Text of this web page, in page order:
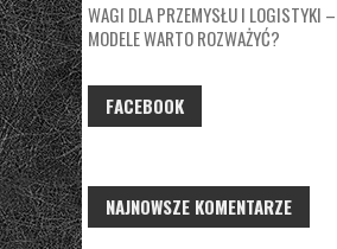
WAGI DLA PRZEMYSŁU I LOGISTYKI
MODELE WARTO ROZWAŻYĆ?
FACEBOOK
NAJNOWSZE KOMENTARZE